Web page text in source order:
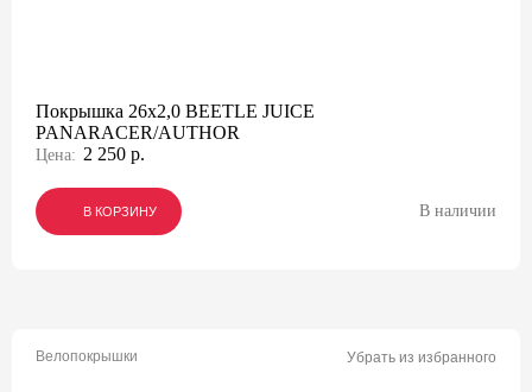
Покрышка 26х2,0 BEETLE JUICE
PANARACER/AUTHOR
Цена: 2 250 р.
В КОРЗИНУ
В КОРЗИНУ
В КОРЗИНУ В наличии
Велопокрышки Убрать из избранного